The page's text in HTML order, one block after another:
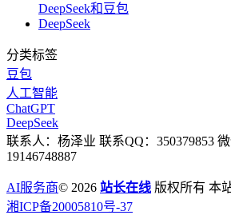
DeepSeek和豆包
DeepSeek
分类标签
豆包
人工智能
ChatGPT
DeepSeek
联系人：杨泽业 联系QQ：350379853 微
19146748887
AI服务商© 2026 站长在线 版权所有 本
湘ICP备20005810号-37